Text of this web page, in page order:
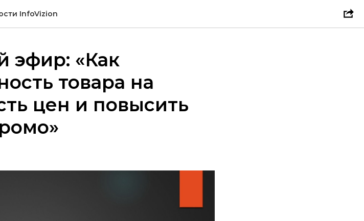
InfoVizion
эфир: «Как
товара на
цен и повысить